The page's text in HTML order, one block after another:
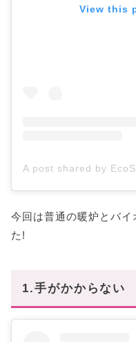
View this
A post shared by
今回は普通の暖炉とバ
た!
1.手がかからない